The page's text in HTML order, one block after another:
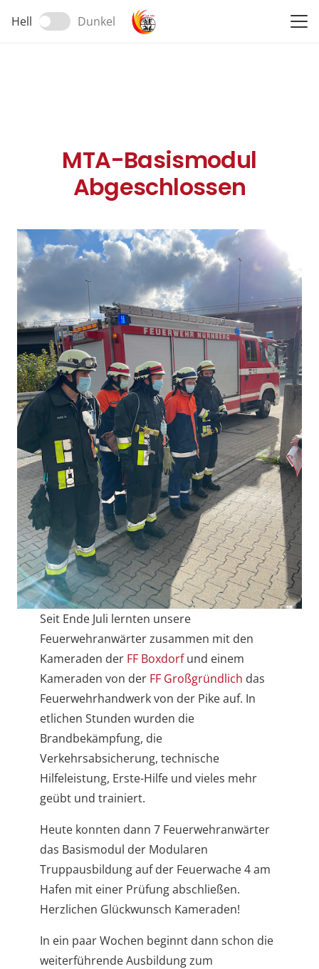
Hell Dunkel
MTA-Basismodul
Abgeschlossen
Seit Ende Juli lernten unsere
Feuerwehranwärter zusammen mit den
Kameraden der FF Boxdorfund einem
Kameraden von der FF Großgründlich das
Feuerwehrhandwerk von der Pike auf. In
etlichen Stunden wurden die
Brandbekämpfung, die
Verkehrsabsicherung, technische
Hilfeleistung, Erste-Hilfe und vieles mehr
geübt und trainiert.
Heute konnten dann 7 Feuerwehranwärter
das Basismodul der Modularen
Truppausbildung auf der Feuerwache 4 am
Hafen mit einer Prüfung abschließen.
Herzlichen Glückwunsch Kameraden!
In ein paar Wochen beginnt dann schon die
weiterführende Ausbildung zum